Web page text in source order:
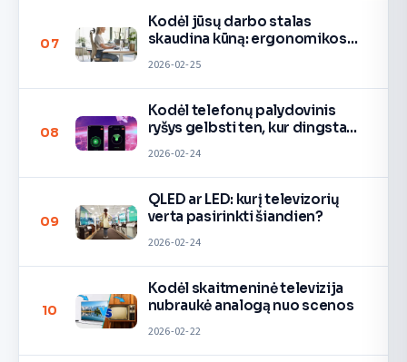
07
Kodėl jūsų darbo stalas
skaudina kūną: ergonomikos
2026-02-25
08
Kodėl telefonų palydovinis
ryšys gelbsti ten, kur dingsta
2026-02-24
09
QLED ar LED: kurį televizorių
verta pasirinkti šiandien?
2026-02-24
10
Kodėl skaitmeninė televizija
nubraukė analogą nuo scenos
2026-02-22